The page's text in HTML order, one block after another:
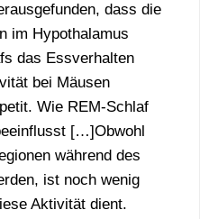
dass die
im Hypothalamus
das Essverhalten
bei Mäusen
Wie REM-Schlaf
[…]Obwohl
während des
ist noch wenig
Aktivität dient.